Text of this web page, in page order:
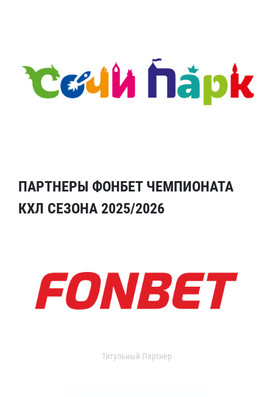
ПАРТНЕРЫ ФОНБЕТ ЧЕМПИОНАТА
КХЛ СЕЗОНА 2025/2026
Титульный Партнер